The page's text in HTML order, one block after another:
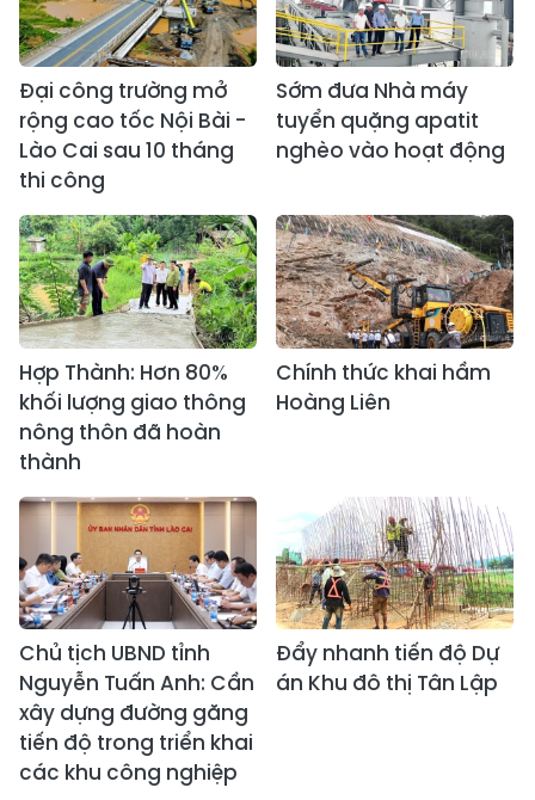
Đại công trường mở
rộng cao tốc Nội Bài -
Lào Cai sau 10 tháng
thi công
Sớm đưa Nhà máy
tuyển quặng apatit
nghèo vào hoạt động
Hợp Thành: Hơn 80%
khối lượng giao thông
nông thôn đã hoàn
thành
Chính thức khai hầm
Hoàng Liên
Chủ tịch UBND tỉnh
Nguyễn Tuấn Anh: Cần
xây dựng đường găng
tiến độ trong triển khai
các khu công nghiệp
Đẩy nhanh tiến độ Dự
án Khu đô thị Tân Lập